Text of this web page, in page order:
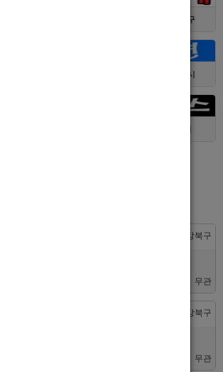
서울 > 동대문구
제주 > 서귀포시
서울 > 강북구
라다 성북, 노원, 강북, 수유 원콜
무관
서울 > 강북구
도우미(호빠) 고추밭에서 선수 구합니다
무관